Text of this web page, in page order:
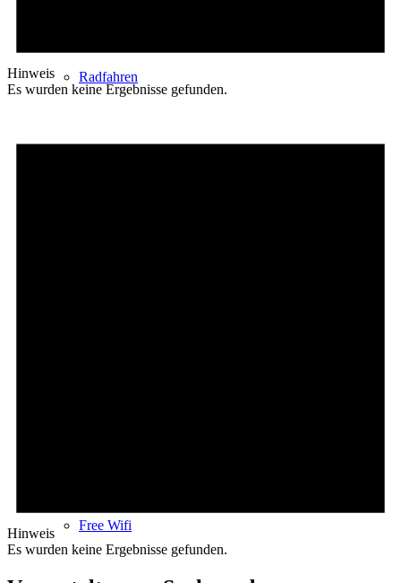
Radfahren
Free Wifi
Hinweis
Es wurden keine Ergebnisse gefunden.
Hinweis
Es wurden keine Ergebnisse gefunden.